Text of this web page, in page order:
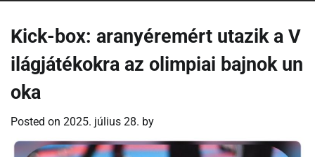
Kick-box: aranyéremért utazik a V
ilágjátékokra az olimpiai bajnok un
oka
Posted on 2025. július 28. by